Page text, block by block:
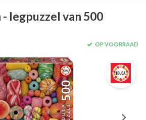
- legpuzzel van 500
OP VOORRAAD